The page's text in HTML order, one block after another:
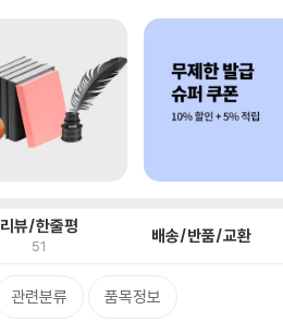
리뷰/한줄평
51 배송/반품/교환
관련분류 품목정보